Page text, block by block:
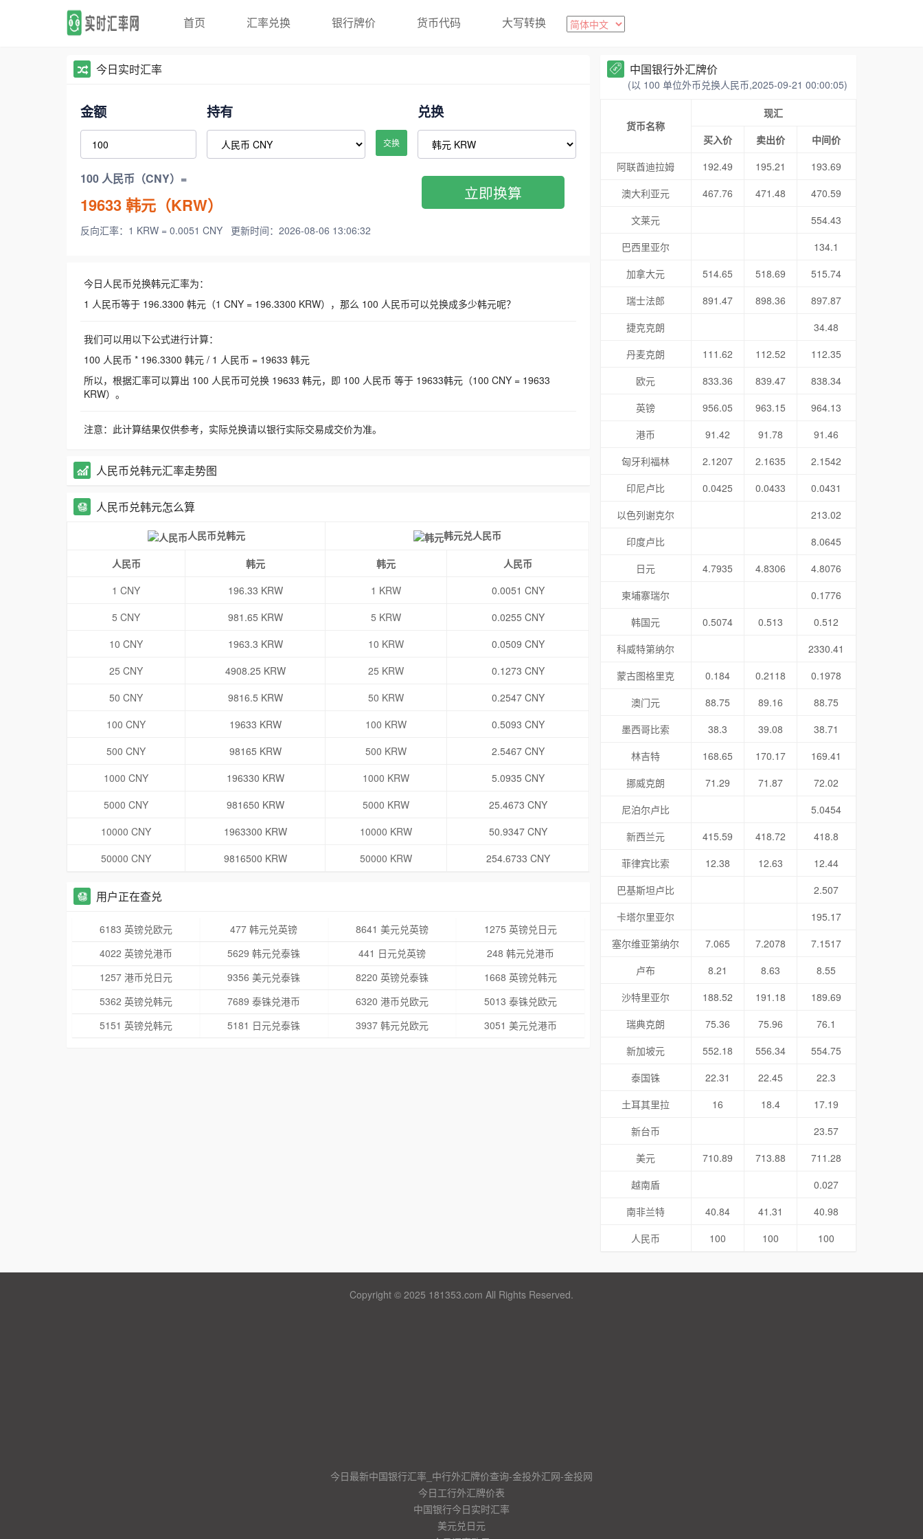
首页 汇率兑换 银行牌价 货币代码 大写转换
今日实时汇率
金额 持有
交换
兑换
100 人民币（CNY）=
19633韩元（KRW）
反向汇率：1 KRW = 0.0051 CNY 更新时间：2026-08-06 13:06:32
立即换算
今日人民币兑换韩元汇率为：
1 人民币等于 196.3300 韩元（1 CNY = 196.3300 KRW），那么 100 人民币可以兑换成多少韩元呢？
我们可以用以下公式进行计算：
100 人民币 * 196.3300 韩元 / 1 人民币 = 19633 韩元
所以，根据汇率可以算出 100 人民币可兑换 19633 韩元，即 100 人民币 等于 19633韩元（100 CNY = 19633
KRW）。
注意：此计算结果仅供参考，实际兑换请以银行实际交易成交价为准。
人民币兑韩元汇率走势图
人民币兑韩元怎么算
人民币兑韩元 韩元兑人民币
人民币 韩元 韩元
人民币
1 CNY
196.33 KRW 1 KRW
0.0051 CNY
5 CNY
981.65 KRW 5 KRW
0.0255 CNY
10 CNY
1963.3 KRW 10 KRW
0.0509 CNY
25 CNY
4908.25 KRW 25 KRW
0.1273 CNY
50 CNY
9816.5 KRW 50 KRW
0.2547 CNY
100 CNY
19633 KRW 100 KRW
0.5093 CNY
500 CNY
98165 KRW 500 KRW
2.5467 CNY
1000 CNY
196330 KRW 1000 KRW
5.0935 CNY
5000 CNY
981650 KRW 5000 KRW
25.4673 CNY
10000 CNY
1963300 KRW 10000 KRW
50.9347 CNY
50000 CNY
9816500 KRW 50000 KRW 254.6733 CNY
用户正在查兑
6183 英镑兑欧元 477 韩元兑英镑 8641 美元兑英镑
1275 英镑兑日元
4022 英镑兑港币
5629 韩元兑泰铢 441 日元兑英镑
248 韩元兑港币
1257 港币兑日元
9356 美元兑泰铢 8220 英镑兑泰铢
1668 英镑兑韩元
5362 英镑兑韩元
7689 泰铢兑港币 6320 港币兑欧元
5013 泰铢兑欧元
5151 英镑兑韩元
5181 日元兑泰铢 3937 韩元兑欧元 3051 美元兑港币
中国银行外汇牌价
(以 100 单位外币兑换人民币,2025-09-21 00:00:05)
货币名称
现汇
买入价
卖出价
中间价
阿联酋迪拉姆
192.49 195.21
193.69
澳大利亚元
467.76 471.48
470.59
文莱元
554.43
巴西里亚尔
134.1
加拿大元
514.65 518.69
515.74
瑞士法郎
891.47 898.36
897.87
捷克克朗
34.48
丹麦克朗
111.62 112.52
112.35
欧元
833.36 839.47
838.34
英镑
956.05 963.15
964.13
港币
91.42 91.78
91.46
匈牙利福林
2.1207 2.1635
2.1542
印尼卢比
0.0425 0.0433
0.0431
以色列谢克尔
213.02
印度卢比
8.0645
日元
4.7935 4.8306
4.8076
柬埔寨瑞尔
0.1776
韩国元
0.5074 0.513
0.512
科威特第纳尔
2330.41
蒙古图格里克
0.184 0.2118
0.1978
澳门元
88.75 89.16
88.75
墨西哥比索
38.3 39.08
38.71
林吉特
168.65 170.17
169.41
挪威克朗
71.29 71.87
72.02
尼泊尔卢比
5.0454
新西兰元
415.59 418.72
418.8
菲律宾比索
12.38 12.63
12.44
巴基斯坦卢比
2.507
卡塔尔里亚尔
195.17
塞尔维亚第纳尔
7.065 7.2078
7.1517
卢布
8.21 8.63
8.55
沙特里亚尔
188.52 191.18
189.69
瑞典克朗
75.36 75.96
76.1
新加坡元
552.18 556.34
554.75
泰国铢
22.31 22.45
22.3
土耳其里拉
16 18.4
17.19
新台币
23.57
美元
710.89 713.88
711.28
越南盾
0.027
南非兰特
40.84 41.31
40.98
人民币
100 100 100
Copyright © 2025 181353.com All Rights Reserved.
今日最新中国银行汇率_中行外汇牌价查询-金投外汇网-金投网
今日工行外汇牌价表
中国银行今日实时汇率
美元兑日元